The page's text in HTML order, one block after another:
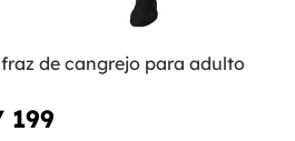
de cangrejo para adulto
199